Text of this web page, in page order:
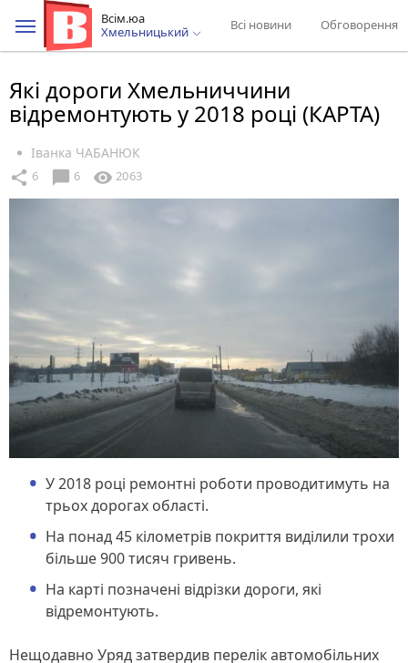
Всім.юа
Хмельницький
Всі новини Обговорення
Які дороги Хмельниччини
відремонтують у 2018 році (КАРТА)
Іванка ЧАБАНЮК
share 6 chat_bubble 6 visibility 2063
У 2018 році ремонтні роботи проводитимуть на
трьох дорогах області.
На понад 45 кілометрів покриття виділили трохи
більше 900 тисяч гривень.
На карті позначені відрізки дороги, які
відремонтують.
Нещодавно Уряд затвердив перелік автомобільних